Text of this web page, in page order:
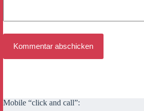
Kommentar abschicken
Mobile “click and call”: